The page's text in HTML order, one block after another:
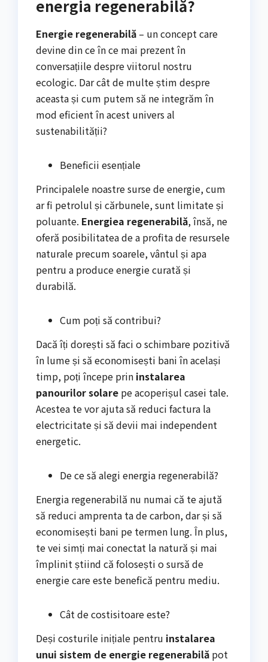
energia regenerabilă?
Energie regenerabilă – un concept care
devine din ce în ce mai prezent în
conversațiile despre viitorul nostru
ecologic. Dar cât de multe știm despre
aceasta și cum putem să ne integrăm în
mod eficient în acest univers al
sustenabilității?
Beneficii esențiale
Principalele noastre surse de energie, cum
ar fi petrolul și cărbunele, sunt limitate și
poluante. Energiea regenerabilă, însă, ne
oferă posibilitatea de a profita de resursele
naturale precum soarele, vântul și apa
pentru a produce energie curată și
durabilă.
Cum poți să contribui?
Dacă îți dorești să faci o schimbare pozitivă
în lume și să economisești bani în același
timp, poți începe prin instalarea
panourilor solare pe acoperișul casei tale.
Acestea te vor ajuta să reduci factura la
electricitate și să devii mai independent
energetic.
De ce să alegi energia regenerabilă?
Energia regenerabilă nu numai că te ajută
să reduci amprenta ta de carbon, dar și să
economisești bani pe termen lung. În plus,
te vei simți mai conectat la natură și mai
împlinit știind că folosești o sursă de
energie care este benefică pentru mediu.
Cât de costisitoare este?
Deși costurile inițiale pentru instalarea
unui sistem de energie regenerabilă pot